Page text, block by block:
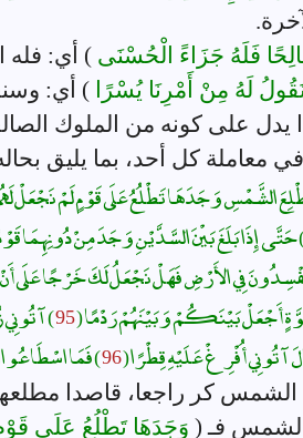
فَلَهُ جَزَاءً الْحُسْنَى ) أي: فله
لَهُ مِنْ أَمْرِنَا يُسْرًا ) أي:
يدل على كونه من الملوك
معاملة كل أحد، بما يليق
الشَّمْسِ وَجَدَهَا تَطْلُعُ عَلَى قَوْمٍ لَمْ نَجْعَلْ
إِذَا بَلَغَ بَيْنَ السَّدَّيْنِ وَجَدَ مِنْ دُونِهِمَا
فِي الأَرْضِ فَهَلْ نَجْعَلُ لَكَ خَرْجًا عَلَى أَنْ
أَجْعَلْ بَيْنَكُمْ وَبَيْنَهُمْ رَدْمًا ( )
آتُونِي أُفْرِغْ عَلَيْهِ قِطْرًا ( ) فَمَا
كر راجعا، قاصدا
الشمس فـ ( وَجَدَهَا تَطْلُعُ عَلَى